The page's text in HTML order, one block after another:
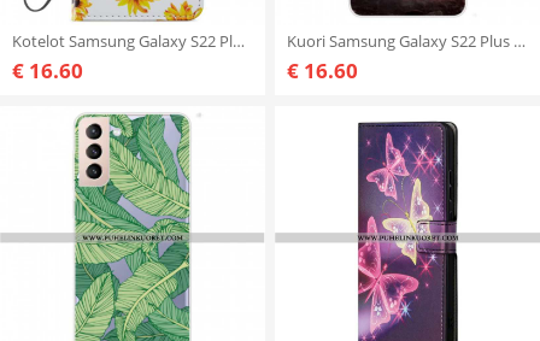
Kotelot Samsung Galaxy S22 Plus 5G Auringonkukat
€ 16.60
Kuori Samsung Galaxy S22 Plus 5G Pojan Unelma
€ 16.60